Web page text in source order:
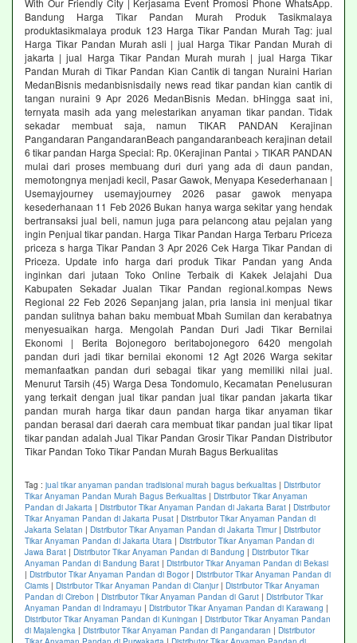
With Our Friendly City | Kerjasama Event Promosi Phone WhatsApp.
Bandung Harga Tikar Pandan Murah Produk Tasikmalaya
produktasikmalaya produk 123 Harga Tikar Pandan Murah Tag: jual
Harga Tikar Pandan Murah asli | jual Harga Tikar Pandan Murah di
jakarta | jual Harga Tikar Pandan Murah murah | jual Harga Tikar
Pandan Murah di Tikar Pandan Kian Cantik di tangan Nuraini Harian
MedanBisnis medanbisnisdaily news read tikar pandan kian cantik di
tangan nuraini 9 Apr 2026 MedanBisnis Medan. bHingga saat ini,
ternyata masih ada yang melestarikan anyaman tikar pandan. Tidak
sekadar membuat saja, namun TIKAR PANDAN Kerajinan
Pangandaran PangandaranBeach pangandaranbeach kerajinan detail
6 tikar pandan Harga Special: Rp. 0Kerajinan Pantai > TIKAR PANDAN
mulai dari proses membuang duri duri yang ada di daun pandan,
memotongnya menjadi kecil, Pasar Gawok, Menyapa Kesederhanaan |
Usemayjourney usemayjourney 2026 pasar gawok menyapa
kesederhanaan 11 Feb 2026 Bukan hanya warga sekitar yang hendak
bertransaksi jual beli, namun juga para pelancong atau pejalan yang
ingin Penjual tikar pandan. Harga Tikar Pandan Harga Terbaru Priceza
priceza s harga Tikar Pandan 3 Apr 2026 Cek Harga Tikar Pandan di
Priceza. Update info harga dari produk Tikar Pandan yang Anda
inginkan dari jutaan Toko Online Terbaik di Kakek Jelajahi Dua
Kabupaten Sekadar Jualan Tikar Pandan regional.kompas News
Regional 22 Feb 2026 Sepanjang jalan, pria lansia ini menjual tikar
pandan sulitnya bahan baku membuat Mbah Sumilan dan kerabatnya
menyesuaikan harga. Mengolah Pandan Duri Jadi Tikar Bernilai
Ekonomi | Berita Bojonegoro beritabojonegoro 6420 mengolah
pandan duri jadi tikar bernilai ekonomi 12 Agt 2026 Warga sekitar
memanfaatkan pandan duri sebagai tikar yang memiliki nilai jual.
Menurut Tarsih (45) Warga Desa Tondomulo, Kecamatan Penelusuran
yang terkait dengan jual tikar pandan jual tikar pandan jakarta tikar
pandan murah harga tikar daun pandan harga tikar anyaman tikar
pandan berasal dari daerah cara membuat tikar pandan jual tikar lipat
tikar pandan adalah Jual Tikar Pandan Grosir Tikar Pandan Distributor
Tikar Pandan Toko Tikar Pandan Murah Bagus Berkualitas
Tag : jual tikar anyaman pandan tradisional murah bagus berkualitas | Distributor
Tikar Anyaman Pandan Murah Bagus Berkualitas | Distributor Tikar Anyaman
Pandan di Jakarta | Distributor Tikar Anyaman Pandan di Jakarta Barat | Distributor
Tikar Anyaman Pandan di Jakarta Pusat | Distributor Tikar Anyaman Pandan di
Jakarta Selatan | Distributor Tikar Anyaman Pandan di Jakarta Timur| Distributor
Tikar Anyaman Pandan di Jakarta Utara | Distributor Tikar Anyaman Pandan di
Jawa Barat | Distributor Tikar Anyaman Pandan di Bandung | Distributor Tikar
Anyaman Pandan di Bandung Barat | Distributor Tikar Anyaman Pandan di Bekasi
| Distributor Tikar Anyaman Pandan di Bogor| Distributor Tikar Anyaman Pandan di
Ciamis | Distributor Tikar Anyaman Pandan di Cianjur| Distributor Tikar Anyaman
Pandan di Cirebon | Distributor Tikar Anyaman Pandan di Garut | Distributor Tikar
Anyaman Pandan di Indramayu | Distributor Tikar Anyaman Pandan di Karawang |
Distributor Tikar Anyaman Pandan di Kuningan | Distributor Tikar Anyaman Pandan
di Majalengka | Distributor Tikar Anyaman Pandan di Pangandaran | Distributor